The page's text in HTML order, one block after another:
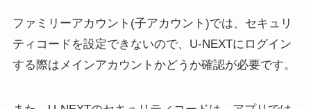
ファミリーアカウント(子アカウント)では、セキュリ
ティコードを設定できないので、U-NEXTにログイン
する際はメインアカウントかどうか確認が必要です。